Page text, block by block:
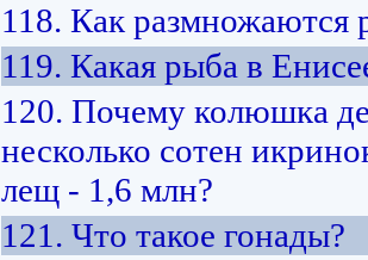
118. Как размножаются
119. Какая рыба в
120. Почему колюшка
несколько сотен
лещ - 1,6 млн?
121. Что такое гонады?